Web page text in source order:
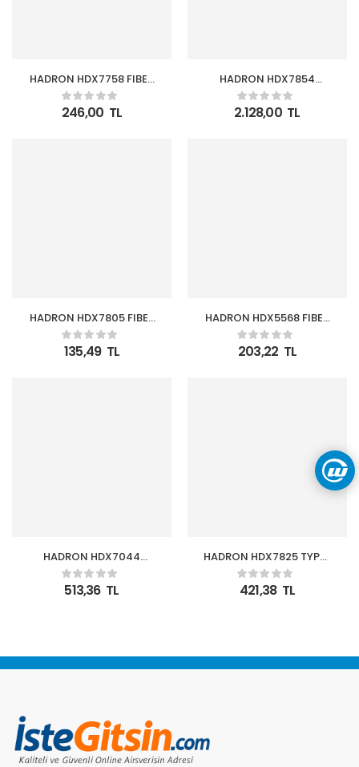
HADRON HDX7758 FIBER
OPTICAL KABLO PVC
1.5M SİYAH
246,00 TL
HADRON HDX7854
TYPE-C HDTV COMBO
TYPE-C + HDMI 4K 30Hz
+ 4-USB3.0 + VGA +
2.128,00 TL
HADRON HDX7805 FIBER
OPTICAL KABLO PVC
1.5M SİYAH
135,49 TL
HADRON HDX5568 FIBER
OPTICAL KABLO 10M
BEYAZ
203,22 TL
HADRON HDX7044
TYPE-C HUB 4-USB3.0 +
DC SV GRİ
513,36 TL
HADRON HDX7825 TYPE-
C + USB3.0 HUB 4-
USB3.0 GRİ
421,38 TL